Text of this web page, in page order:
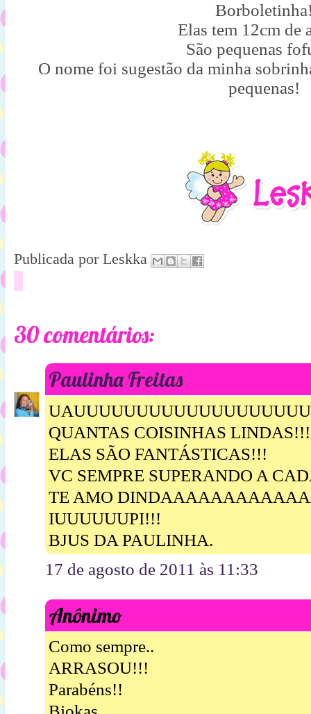
Elas tem 12cm de
São pequenas
O nome foi sugestão da minha
pequenas!
Publicada por Leskka
30 comentários:
Paulinha Freitas
QUANTAS COISINHAS LINDAS!!!
ELAS SÃO FANTÁSTICAS!!!
VC SEMPRE SUPERANDO A
TE AMO
IUUUUUUPI!!!
BJUS DA PAULINHA.
17 de agosto de 2011 às 11:33
Anônimo
Como sempre..
ARRASOU!!!
Parabéns!!